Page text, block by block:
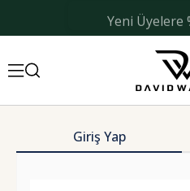
Yeni Üyelere
Giriş Yap